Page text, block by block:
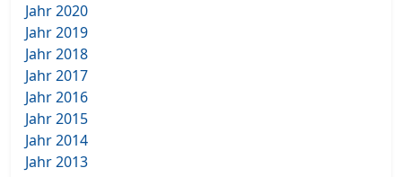
Jahr 2020
Jahr 2019
Jahr 2018
Jahr 2017
Jahr 2016
Jahr 2015
Jahr 2014
Jahr 2013